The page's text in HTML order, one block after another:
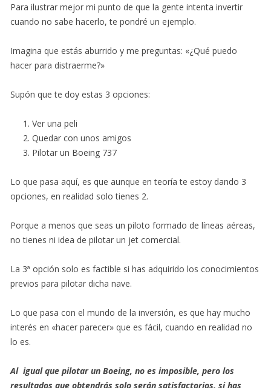
Para ilustrar mejor mi punto de que la gente intenta invertir
cuando no sabe hacerlo, te pondré un ejemplo.
Imagina que estás aburrido y me preguntas: «¿Qué puedo
hacer para distraerme?»
Supón que te doy estas 3 opciones:
Ver una peli
Quedar con unos amigos
Pilotar un Boeing 737
Lo que pasa aquí, es que aunque en teoría te estoy dando 3
opciones, en realidad solo tienes 2.
Porque a menos que seas un piloto formado de líneas aéreas,
no tienes ni idea de pilotar un jet comercial.
La 3ª opción solo es factible si has adquirido los conocimientos
previos para pilotar dicha nave.
Lo que pasa con el mundo de la inversión, es que hay mucho
interés en «hacer parecer» que es fácil, cuando en realidad no
lo es.
Al igual que pilotar un Boeing, no es imposible, pero los
resultados que obtendrás solo serán satisfactorios, si has